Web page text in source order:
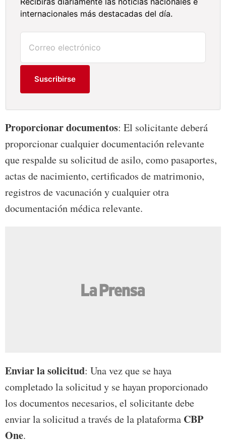
internacionales más destacadas del día.
Suscribirse
Proporcionar documentos: El solicitante deberá
proporcionar cualquier documentación relevante
que respalde su solicitud de asilo, como pasaportes,
actas de nacimiento, certificados de matrimonio,
registros de vacunación y cualquier otra
documentación médica relevante.
Enviar la solicitud: Una vez que se haya
completado la solicitud y se hayan proporcionado
los documentos necesarios, el solicitante debe
enviar la solicitud a través de la plataforma CBP
One.